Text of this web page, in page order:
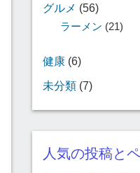
グルメ (56)
ラーメン (21)
健康 (6)
未分類 (7)
人気の投稿と